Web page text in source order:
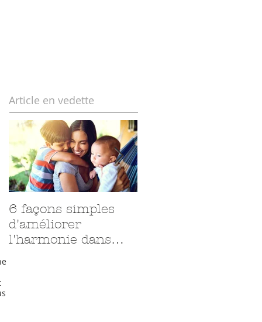
Article en vedette
6 façons simples
d'améliorer
l'harmonie dans